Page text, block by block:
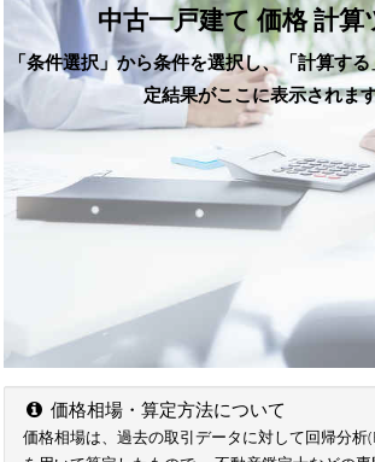
中古一戸建て 価格 計算
「条件選択」から条件を選択し、「計算す
定結果がここに表示されま
価格相場・算定方法について
価格相場は、過去の取引データに対して回帰分析